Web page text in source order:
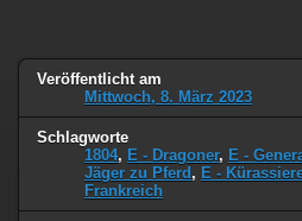
Veröffentlicht am
Mittwoch, 8. März 2023
Schlagworte
1804, E - Dragoner, E -
Jäger zu Pferd , E -
Frankreich